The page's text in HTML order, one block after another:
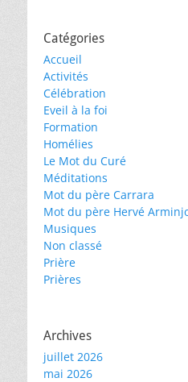
Catégories
Accueil
Activités
Célébration
Eveil à la foi
Formation
Homélies
Le Mot du Curé
Méditations
Mot du père Carrara
Mot du père Hervé
Musiques
Non classé
Prière
Prières
Archives
juillet 2026
mai 2026